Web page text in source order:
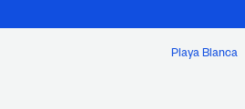
Playa Blanca